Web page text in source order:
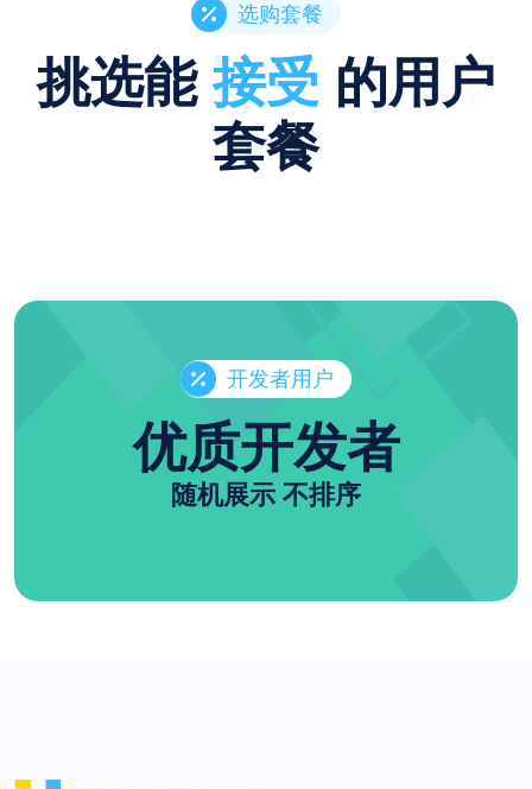
选购套餐
挑选能接受 的用户
套餐
开发者用户
优质开发者
随机展示 不排序